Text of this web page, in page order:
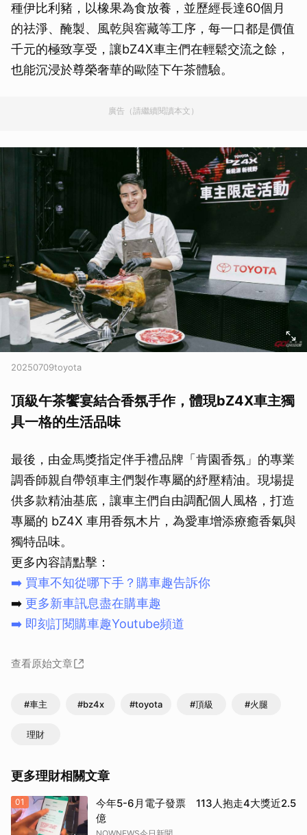
種伊比利豬，以橡果為食放養，並歷經長達60個月
的祛淨、醃製、風乾與窖藏等工序，每一口都是價值
千元的極致享受，讓bZ4X車主們在輕鬆交流之餘，
也能沉浸於尊榮奢華的歐陸下午茶體驗。
廣告（請繼續閱讀本文）
20250709toyota
頂級午茶饗宴結合香氛手作，體現bZ4X車主獨
具一格的生活品味
最後，由金馬獎指定伴手禮品牌「肯園香氛」的專業
調香師親自帶領車主們製作專屬的紓壓精油。現場提
供多款精油基底，讓車主們自由調配個人風格，打造
專屬的 bZ4X 車用香氛木片，為愛車增添療癒香氣與
獨特品味。
更多內容請點擊：
➡️ 買車不知從哪下手？購車趣告訴你
➡️ 更多新車訊息盡在購車趣
➡️ 即刻訂閱購車趣Youtube頻道
查看原始文章
#車主 #bz4x #toyota #頂級 #火腿
理財
更多理財相關文章
01
今年5-6月電子發票 113人抱走4大獎近2.5
億